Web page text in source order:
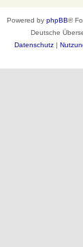
Powered by phpBB®
Deutsche
Datenschutz |